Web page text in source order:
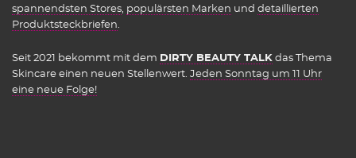
spannendsten Stores populärsten Marken und detaillierten
Produktsteckbriefen
Seit 2021 bekommt mit dem DIRTY BEAUTY TALK das Thema
Skincare einen neuen Stellenwert. Jeden Sonntag um 11 Uhr
eine neue Folge!